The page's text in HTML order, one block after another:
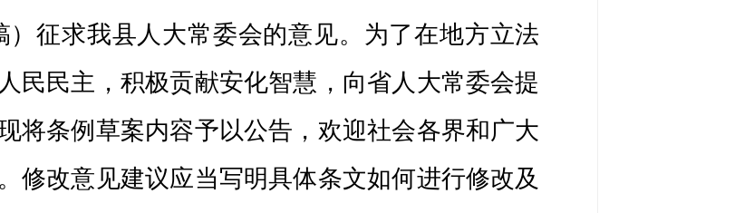
）征求我县人大常委会的意见。为了在地方立法
民民主，积极贡献安化智慧，向省人大常委会提
将条例草案内容予以公告，欢迎社会各界和广大
修改意见建议应当写明具体条文如何进行修改及